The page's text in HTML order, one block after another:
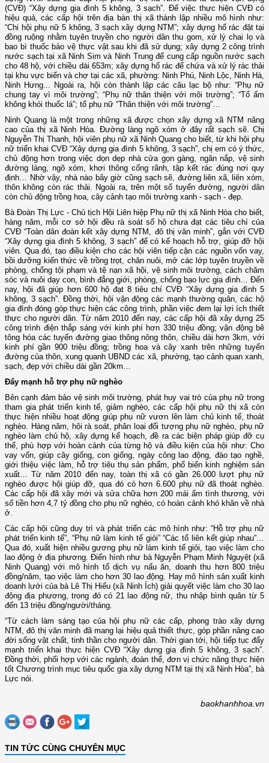
(CVĐ) “Xây dựng gia đình 5 không, 3 sạch”. Để việc thực hiện CVĐ có
hiệu quả, các cấp hội trên địa bàn thị xã thành lập nhiều mô hình như:
“Chi hội phụ nữ 5 không, 3 sạch xây dựng NTM”; xây dựng hố rác đặt tại
đồng ruộng nhằm tuyên truyền cho người dân thu gom, xử lý chai lọ và
bao bì thuốc bảo vệ thực vật sau khi đã sử dụng; xây dựng 2 công trình
nước sạch tại xã Ninh Sim và Ninh Trung để cung cấp nguồn nước sạch
cho 48 hộ, với chiều dài 653m; xây dựng hố rác để chứa và xử lý rác thải
tại khu vực biển và chợ tại các xã, phường: Ninh Phú, Ninh Lộc, Ninh Hà,
Ninh Hưng... Ngoài ra, hội còn thành lập các câu lạc bộ như: “Phụ nữ
chung tay vì môi trường”; “Phụ nữ thân thiện với môi trường”; “Tổ ấm
không khói thuốc lá”; tổ phụ nữ “Thân thiện với môi trường”…
Ninh Quang là một trong những xã được chọn xây dựng xã NTM nâng
cao của thị xã Ninh Hòa. Đường làng ngõ xóm ở đây rất sạch sẽ. Chị
Nguyễn Thị Thanh, hội viên phụ nữ xã Ninh Quang cho biết, từ khi hội phụ
nữ triển khai CVĐ “Xây dựng gia đình 5 không, 3 sạch”, chị em có ý thức,
chủ động hơn trong việc dọn dẹp nhà cửa gọn gàng, ngăn nắp, vệ sinh
đường làng, ngõ xóm, khơi thông cống rãnh, tập kết rác đúng nơi quy
định… Nhờ vậy, nhà nào bây giờ cũng sạch sẽ, đường liên xã, liên xóm,
thôn không còn rác thải. Ngoài ra, trên một số tuyến đường, người dân
còn chủ động trồng hoa, cây cảnh tạo môi trường xanh - sạch - đẹp.
Bà Đoàn Thị Lực - Chủ tịch Hội Liên hiệp Phụ nữ thị xã Ninh Hòa cho biết,
hàng năm, mỗi cơ sở hội đều rà soát số hộ chưa đạt các tiêu chí của
CVĐ “Toàn dân đoàn kết xây dựng NTM, đô thị văn minh”, gắn với CVĐ
“Xây dựng gia đình 5 không, 3 sạch” để có kế hoạch hỗ trợ, giúp đỡ hội
viên. Qua đó, tạo điều kiện cho các hội viên tiếp cận các nguồn vốn vay,
bồi dưỡng kiến thức về trồng trọt, chăn nuôi, mở các lớp tuyên truyền về
phòng, chống tội phạm và tệ nạn xã hội, vệ sinh môi trường, cách chăm
sóc và nuôi dạy con, bình đẳng giới, phòng, chống bạo lực gia đình… Đến
nay, hội đã giúp hơn 600 hộ đạt 8 tiêu chí CVĐ “Xây dựng gia đình 5
không, 3 sạch”. Đồng thời, hội vận động các mạnh thường quân, các hộ
gia đình đóng góp thực hiện các công trình, phần việc đem lại lợi ích thiết
thực cho người dân. Từ năm 2010 đến nay, các cấp hội đã xây dựng 25
công trình điện thắp sáng với kinh phí hơn 330 triệu đồng; vận động bê
tông hóa các tuyến đường giao thông nông thôn, chiều dài hơn 3km, với
kinh phí gần 900 triệu đồng; trồng hoa và cây xanh trên những tuyến
đường của thôn, xung quanh UBND các xã, phường, tạo cảnh quan xanh,
sạch, đẹp với chiều dài gần 20km…
Đẩy mạnh hỗ trợ phụ nữ nghèo
Bên cạnh đảm bảo vệ sinh môi trường, phát huy vai trò của phụ nữ trong
tham gia phát triển kinh tế, giảm nghèo, các cấp hội phụ nữ thị xã còn
thực hiện nhiều hoạt động giúp phụ nữ vươn lên làm chủ kinh tế, thoát
nghèo. Hàng năm, hội rà soát, phân loại đối tượng phụ nữ nghèo, phụ nữ
nghèo làm chủ hộ, xây dựng kế hoạch, đề ra các biện pháp giúp đỡ cụ
thể, phù hợp với hoàn cảnh của từng hộ và điều kiện của hội như: Cho
vay vốn, giúp cây giống, con giống, ngày công lao động, đào tạo nghề,
giới thiệu việc làm, hỗ trợ tiêu thụ sản phẩm, phổ biến kinh nghiệm sản
xuất… Từ năm 2010 đến nay, toàn thị xã có gần 26.000 lượt phụ nữ
nghèo được hội giúp đỡ, qua đó có hơn 6.600 phụ nữ đã thoát nghèo.
Các cấp hội đã xây mới và sửa chữa hơn 200 mái ấm tình thương, với
số tiền hơn 4,7 tỷ đồng cho phụ nữ nghèo, có hoàn cảnh khó khăn về nhà
ở.
Các cấp hội cũng duy trì và phát triển các mô hình như: “Hỗ trợ phụ nữ
phát triển kinh tế”, “Phụ nữ làm kinh tế giỏi” “Các tổ liên kết giúp nhau”…
Qua đó, xuất hiện nhiều gương phụ nữ làm kinh tế giỏi, tạo việc làm cho
lao động ở địa phương. Điển hình như bà Nguyễn Phạm Minh Nguyệt (xã
Ninh Quang) với mô hình tổ dịch vụ nấu ăn, doanh thu hơn 800 triệu
đồng/năm, tạo việc làm cho hơn 30 lao động. Hay mô hình sản xuất kinh
doanh lưới của bà Lê Thị Hiếu (xã Ninh Ích) giải quyết việc làm cho 30 lao
động địa phương, trong đó có 21 lao động nữ, thu nhập bình quân từ 5
đến 13 triệu đồng/người/tháng.
“Từ cách làm sáng tạo của hội phụ nữ các cấp, phong trào xây dựng
NTM, đô thị văn minh đã mang lại hiệu quả thiết thực, góp phần nâng cao
đời sống vật chất, tinh thần cho người dân. Thời gian tới, hội tiếp tục đẩy
mạnh triển khai thực hiện CVĐ “Xây dựng gia đình 5 không, 3 sạch”.
Đồng thời, phối hợp với các ngành, đoàn thể, đơn vị chức năng thực hiện
tốt Chương trình mục tiêu quốc gia xây dựng NTM tại thị xã Ninh Hòa”, bà
Lực nói.
baokhanhhoa.vn
TIN TỨC CÙNG CHUYÊN MỤC